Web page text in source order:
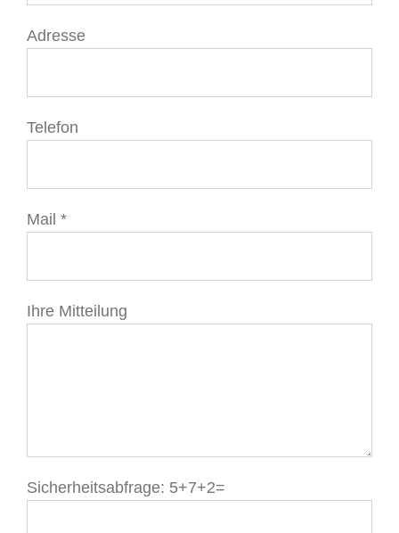
Adresse
Telefon
Mail *
Ihre Mitteilung
Sicherheitsabfrage: 5+7+2=